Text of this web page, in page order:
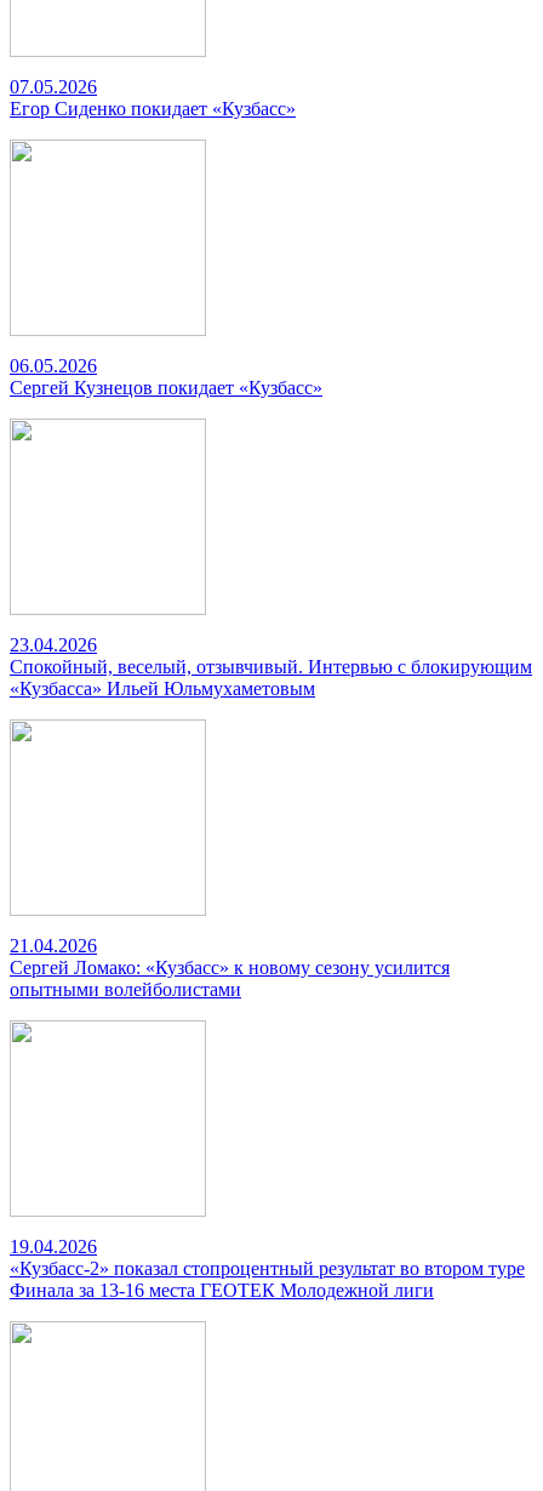
07.05.2026
Егор Сиденко покидает «Кузбасс»
06.05.2026
Сергей Кузнецов покидает «Кузбасс»
23.04.2026
Спокойный, веселый, отзывчивый. Интервью с блокирующим
«Кузбасса» Ильей Юльмухаметовым
21.04.2026
Сергей Ломако: «Кузбасс» к новому сезону усилится
опытными волейболистами
19.04.2026
«Кузбасс-2» показал стопроцентный результат во втором туре
Финала за 13-16 места ГЕОТЕК Молодежной лиги